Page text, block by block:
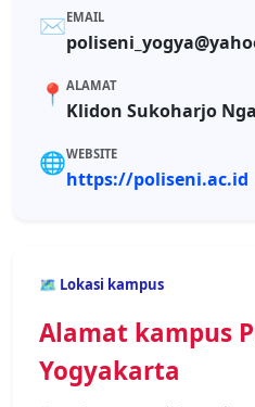
✉️EMAIL
📍 ALAMAT
Klidon Sukoharjo
🌐WEBSITE
https://poliseni.ac.id
🗺️ Lokasi kampus
Alamat kampus
Yogyakarta